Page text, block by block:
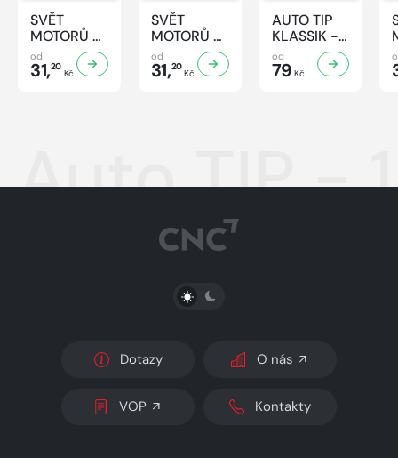
SVĚT
MOTORŮ -
32/2026
od
31,20
Kč
SVĚT
MOTORŮ -
31/2026
od
31,20
Kč
AUTO TIP
KLASSIK -
7/2026
od
79 Kč
Auto TIP -
PŘEPNOUT SVĚTLÝ/TMAVÝ REŽIM
Dotazy O nás
VOP Kontakty